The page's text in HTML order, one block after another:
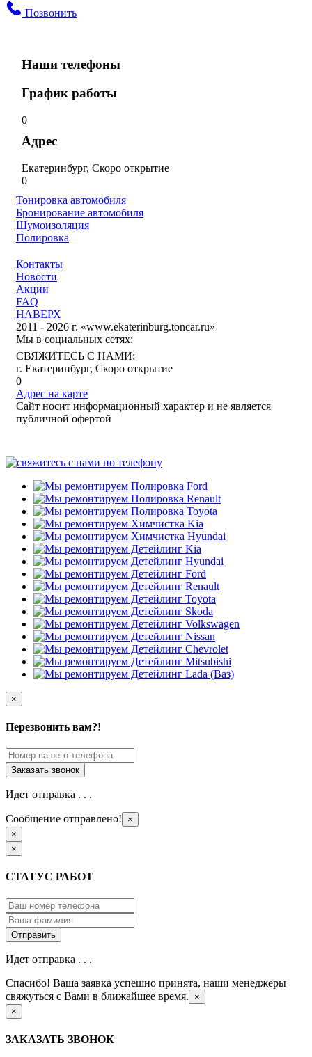
Позвонить
Наши телефоны
График работы
0
Адрес
Екатеринбург, Скоро открытие
0
Контакты
Новости
Акции
FAQ
НАВЕРХ
2011 - 2026 г. «www.ekaterinburg.toncar.ru»
Тонировка автомобиля
Бронирование автомобиля
Шумоизоляция
Полировка
Мы в социальных сетях:
СВЯЖИТЕСЬ С НАМИ:
г. Екатеринбург, Скоро открытие
0
Адрес на карте
Сайт носит информационный характер и не является
публичной офертой
×
Перезвонить вам?!
Идет отправка . . .
Сообщение отправлено!
×
×
×
СТАТУС РАБОТ
Идет отправка . . .
Спасибо! Ваша заявка успешно принята, наши менеджеры
свяжуться с Вами в ближайшее время.
×
×
ЗАКАЗАТЬ ЗВОНОК